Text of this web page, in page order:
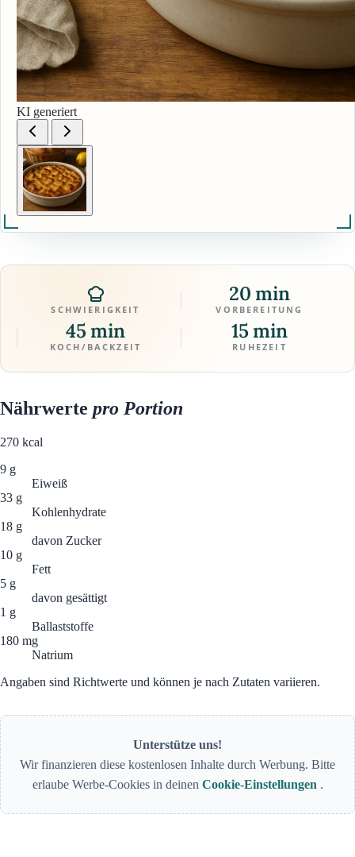
KI generiert
SCHWIERIGKEIT
20 min
VORBEREITUNG
45 min
KOCH/BACKZEIT
15 min
RUHEZEIT
Nährwerte pro Portion
270 kcal
9 g
Eiweiß
33 g
Kohlenhydrate
18 g
davon Zucker
10 g
Fett
5 g
davon gesättigt
1 g
Ballaststoffe
180 mg
Natrium
Angaben sind Richtwerte und können je nach Zutaten variieren.
Unterstütze uns!
Wir finanzieren diese kostenlosen Inhalte durch Werbung. Bitte
erlaube Werbe-Cookies in deinen Cookie-Einstellungen .